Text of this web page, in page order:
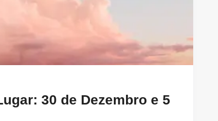
30 de Dezembro e 5